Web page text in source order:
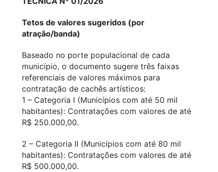
Tetos de valores sugeridos (por
atração/banda)
Baseado no porte populacional de cada
município, o documento sugere três faixas
referenciais de valores máximos para
contratação de cachês artísticos:
1 – Categoria I (Municípios com até 50 mil
habitantes): Contratações com valores de até
R$ 250.000,00.
2 – Categoria II (Municípios com até 80 mil
habitantes): Contratações com valores de até
R$ 500.000,00.